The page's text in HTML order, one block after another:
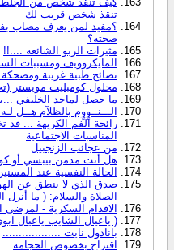
تنقذ شخص قريب لك
؟مفيد لمن يعرف مصاب
صحته؟
مثيرات الربو الشائعة ....!!
المايكروويف ومسببات
نصائح طبية غريبة
محلول كومبليت مويستر
ما حصل لماجد الخليفي
الـــنــوٍوٍم بالظلآم هــل
رائحة الفم الكريهة ... قد
المناسبات الاجتماعية
من عجائب الزنجبيل
هل أنت مدمن بيبسي أو
الحالة النفسية عند المسنين 14 / 2 / 1427
صدق الذي لا ينطق عن
الصلاة والسلام: ( ما أنزل
الاقدام السكرية - لمرضي
( ياعيال الشايب ياعيال
بانادول نايت ..................
اقتراح بخصوص الحجامه